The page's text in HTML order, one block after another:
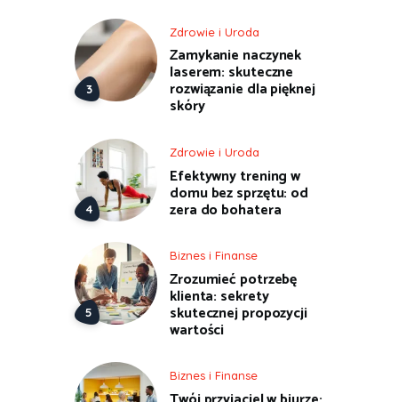
Zdrowie i Uroda
Zamykanie naczynek
laserem: skuteczne
rozwiązanie dla pięknej
skóry
Zdrowie i Uroda
Efektywny trening w
domu bez sprzętu: od
zera do bohatera
Biznes i Finanse
Zrozumieć potrzebę
klienta: sekrety
skutecznej propozycji
wartości
Biznes i Finanse